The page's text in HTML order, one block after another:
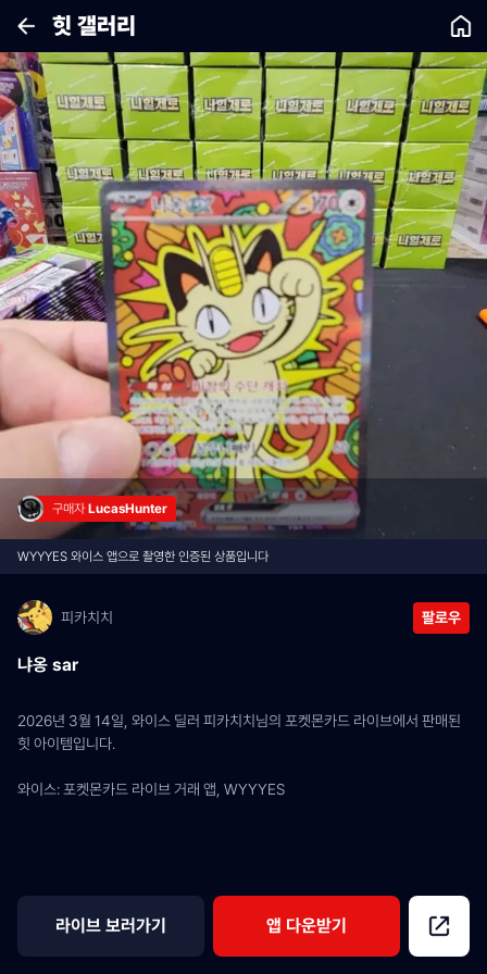
힛 갤러리
구매자 LucasHunter
WYYYES 와이스 앱으로 촬영한 인증된 상품입니다
피카치치 팔로우
냐옹 sar
2026년 3월 14일, 와이스 딜러 피카치치님의 포켓몬카드 라이브에서 판매된
힛 아이템입니다.
와이스: 포켓몬카드 라이브 거래 앱, WYYYES
라이브 보러가기 앱 다운받기